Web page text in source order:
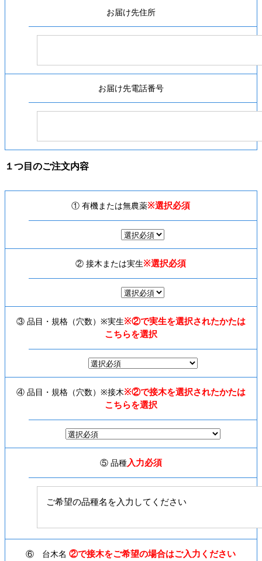
お届け先住所
お届け先電話番号
１つ目のご注文内容
① 有機または無農薬※選択必須
② 接木または実生※選択必須
③ 品目・規格（穴数）※実生※②で実生を選択されたかたは
こちらを選択
④ 品目・規格（穴数）※接木※②で接木を選択されたかたは
こちらを選択
⑤ 品種入力必須
⑥ 台木名②で接木をご希望の場合はご入力ください